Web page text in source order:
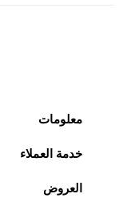
معلومات
خدمة العملاء
العروض